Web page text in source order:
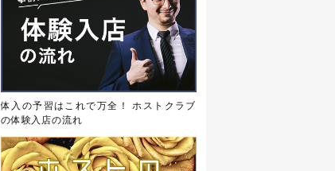
体入の予習はこれで万全！ ホストクラブ
の体験入店の流れ